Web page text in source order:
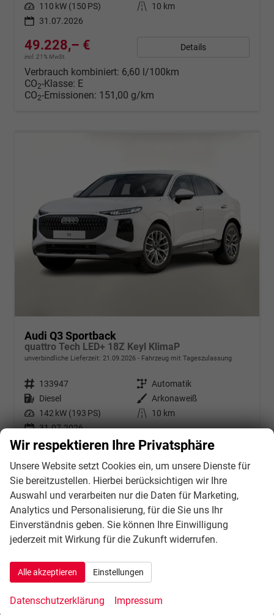
Leistung 110 kW (150 PS) Kilometerstand
10 km
31.07.2026
49.228,– €
incl. 21% MwSt.
Details
Verbrauch kombiniert: 6,60 l/100km
CO2-Klasse: E
CO2-Emissionen: 151,00 g/km
Audi Q3 Sportback
quattro Tech LED+ 18Z Keyl KlimaP
unverbindliche Lieferzeit: 21.09.2026 Fahrzeug mit Tageszulassung
Fahrzeugnr. 133947 Getriebe Automatik
Kraftstoff Diesel Außenfarbe Arkonaweiß
Leistung 142 kW (193 PS) Kilometerstand
10 km
31.07.2026
49.934,– €
incl. 21% MwSt.
Details
Verbrauch kombiniert:6,20 l/100km
2 -Klasse:
CO2 -Emissionen:162,00 g/km
Wir respektieren Ihre Privatsphäre
Unsere Website setzt Cookies ein, um unsere Dienste für
Sie bereitzustellen. Hierbei berücksichtigen wir Ihre
Auswahl und verarbeiten nur die Daten für Marketing,
Analytics und Personalisierung, für die Sie uns Ihr
Einverständnis geben. Sie können Ihre Einwilligung
jederzeit mit Wirkung für die Zukunft widerrufen.
Alle akzeptieren Einstellungen
Datenschutzerklärung Impressum